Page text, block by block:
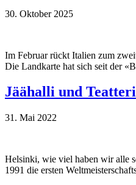
30. Oktober 2025
Im Februar rückt Italien zum
Die Landkarte hat sich seit der
Jäähalli und Teatteri
31. Mai 2022
Helsinki, wie viel haben wir alle
1991 die ersten